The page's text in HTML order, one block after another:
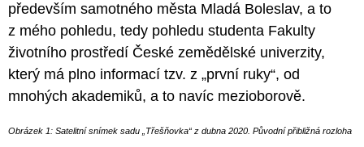
především samotného města Mladá Boleslav, a to
z mého pohledu, tedy pohledu studenta Fakulty
životního prostředí České zemědělské univerzity,
který má plno informací tzv. z „první ruky“, od
mnohých akademiků, a to navíc mezioborově.
Obrázek 1: Satelitní snímek sadu „Třešňovka“ z dubna 2020. Původní přibližná rozloha